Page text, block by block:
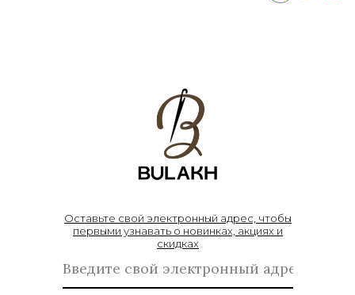
Оставьте свой электронный адрес, чтобы
первыми узнавать о новинках, акциях и
скидках